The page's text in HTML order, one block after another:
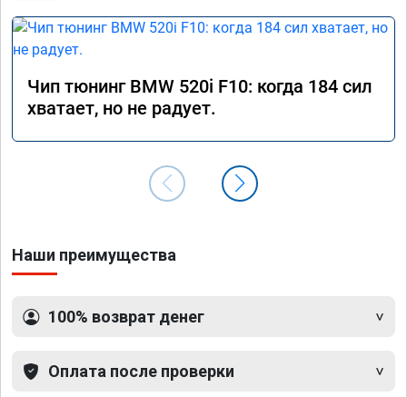
Чип тюнинг BMW 520i F10: когда 184 сил
хватает, но не радует.
Наши преимущества
100% возврат денег
Оплата после проверки